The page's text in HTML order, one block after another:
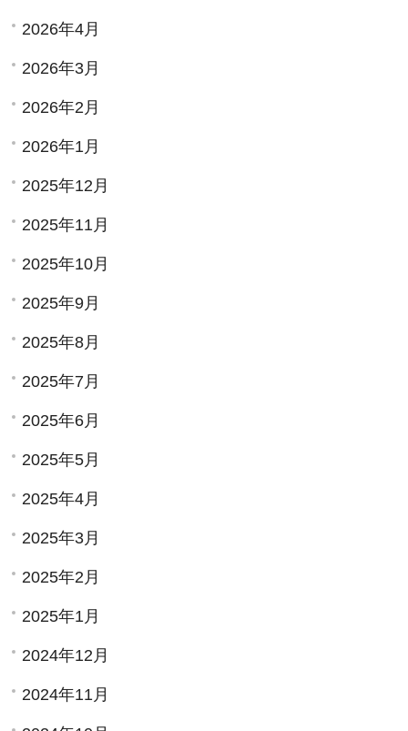
2026年4月
2026年3月
2026年2月
2026年1月
2025年12月
2025年11月
2025年10月
2025年9月
2025年8月
2025年7月
2025年6月
2025年5月
2025年4月
2025年3月
2025年2月
2025年1月
2024年12月
2024年11月